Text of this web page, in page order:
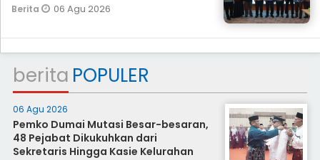
Berita 06 Agu 2026
berita POPULER
06 Agu 2026
Pemko Dumai Mutasi Besar-besaran,
48 Pejabat Dikukuhkan dari
Sekretaris Hingga Kasie Kelurahan